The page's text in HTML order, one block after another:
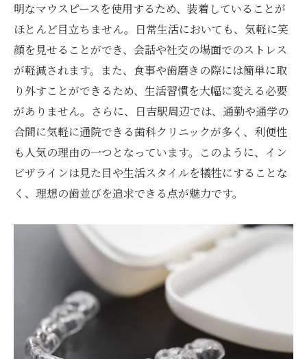
矯正効果と笑顔の変化を実感する
インビザラインでの見た目の改善
日吉駅での利用者の声
インビザラインで得られた笑顔の自信
日吉駅周辺でインビザラインを選ぶ理由とその
プロセス
インビザラインの選択が日吉駅で人気の理
由
治療の始め方とプロセスの解説
インビザラインを選ぶ際のポイント
日吉駅周辺のクリニックが提供するサポー
透明矯正を始める前に知っておくべきこと
インビザラインで笑顔に自信を日吉駅から始め
る新生活
明なマウスピースを使用するため、装着していることが
ほとんど目立ちません。日常生活においても、気軽に笑
顔を見せることができ、会話や社交の場面でのストレス
が軽減されます。また、食事や歯磨きの際には簡単に取
り外すことができるため、生活習慣を大幅に変える必要
がありません。さらに、日吉駅周辺では、通勤や通学の
合間に気軽に通院できる歯科クリニックが多く、利便性
も人気の理由の一つとなっています。このように、イン
ビザラインは見た目や生活スタイルを犠牲にすることな
く、理想の歯並びを追求できる点が魅力です。